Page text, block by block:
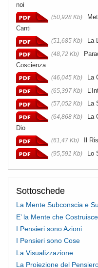
noi
(50,928 Kb)
Canti
(51,685 Kb) La
(48,72 Kb)
Coscienza
(46,045 Kb) La
(65,397 Kb)
(57,052 Kb) La
(64,868 Kb)
La
Dio
(61,47 Kb) Il
(95,591 Kb) Lo
Sottoschede
La Mente Subconscia e
E’ la Mente che Costruisce
I Pensieri sono Azioni
I Pensieri sono Cose
La Visualizzazione
La Proiezione del